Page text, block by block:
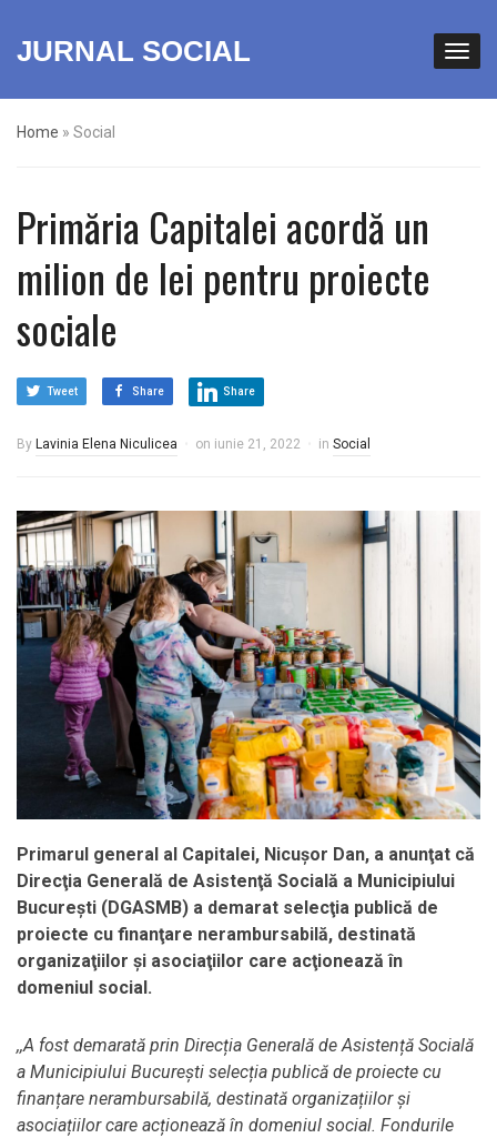
JURNAL SOCIAL
Home » Social
Primăria Capitalei acordă un
milion de lei pentru proiecte
sociale
Tweet Share Share
By Lavinia Elena Niculicea on iunie 21, 2022 in Social
Primarul general al Capitalei, Nicuşor Dan, a anunţat că
Direcţia Generală de Asistenţă Socială a Municipiului
Bucureşti (DGASMB) a demarat selecţia publică de
proiecte cu finanţare nerambursabilă, destinată
organizaţiilor şi asociaţiilor care acţionează în
domeniul social.
,,A fost demarată prin Direcția Generală de Asistență Socială
a Municipiului București selecția publică de proiecte cu
finanțare nerambursabilă, destinată organizațiilor și
asociațiilor care acționează în domeniul social. Fondurile